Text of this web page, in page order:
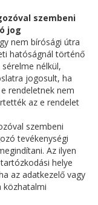
szembeni
jog
nem bírósági útra
hatóságnál történő
nélkül,
jogosult, ha
rendeletnek nem
az e rendelet
szembeni
tevékenységi
Az ilyen
helye
az adatkezelő vagy
közhatalmi